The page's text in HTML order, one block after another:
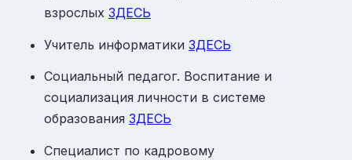
взрослых ЗДЕСЬ
Учитель информатики ЗДЕСЬ
Социальный педагог. Воспитание и
социализация личности в системе
образования ЗДЕСЬ
Специалист по кадровому